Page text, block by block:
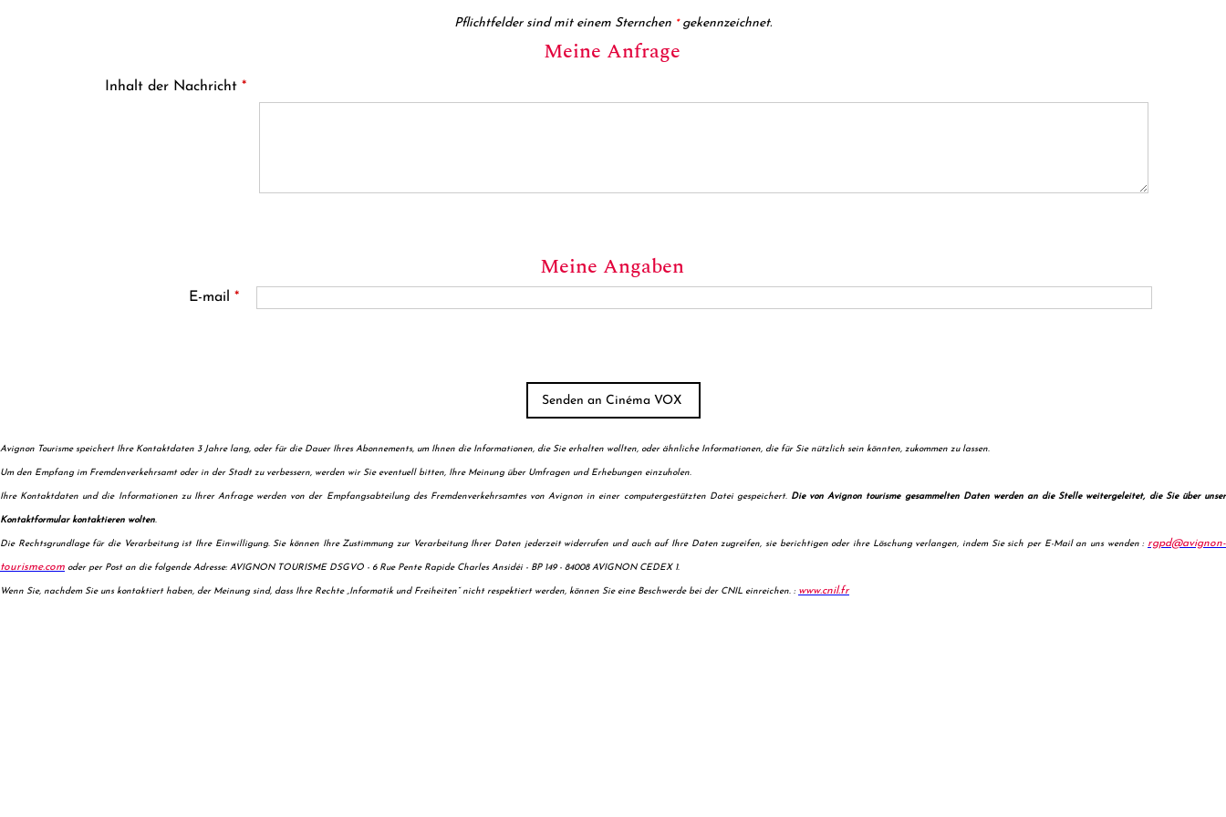
Pflichtfelder sind mit einem Sternchen * gekennzeichnet.
Meine Anfrage
Inhalt der Nachricht*
Meine Angaben
E-mail*
Avignon Tourisme speichert Ihre Kontaktdaten 3 Jahre lang, oder für die Dauer Ihres Abonnements, um Ihnen die Informationen, die Sie erhalten wollten, oder ähnliche Informationen, die für Sie nützlich sein könnten, zukommen zu lassen.
Um den Empfang im Fremdenverkehrsamt oder in der Stadt zu verbessern, werden wir Sie eventuell bitten, Ihre Meinung über Umfragen und Erhebungen einzuholen.
Ihre Kontaktdaten und die Informationen zu Ihrer Anfrage werden von der Empfangsabteilung des Fremdenverkehrsamtes von Avignon in einer computergestützten Datei gespeichert. Die von Avignon tourisme gesammelten Daten werden an die Stelle weitergeleitet, die Sie über unser
Kontaktformular kontaktieren wolten.
Die Rechtsgrundlage für die Verarbeitung ist Ihre Einwilligung. Sie können Ihre Zustimmung zur Verarbeitung Ihrer Daten jederzeit widerrufen und auch auf Ihre Daten zugreifen, sie berichtigen oder ihre Löschung verlangen, indem Sie sich per E-Mail an uns wenden : rgpd@avignon-
tourisme.com oder per Post an die folgende Adresse: AVIGNON TOURISME DSGVO - 6 Rue Pente Rapide Charles Ansidéi - BP 149 - 84008 AVIGNON CEDEX 1.
Wenn Sie, nachdem Sie uns kontaktiert haben, der Meinung sind, dass Ihre Rechte „Informatik und Freiheiten“ nicht respektiert werden, können Sie eine Beschwerde bei der CNIL einreichen. : www.cnil.fr